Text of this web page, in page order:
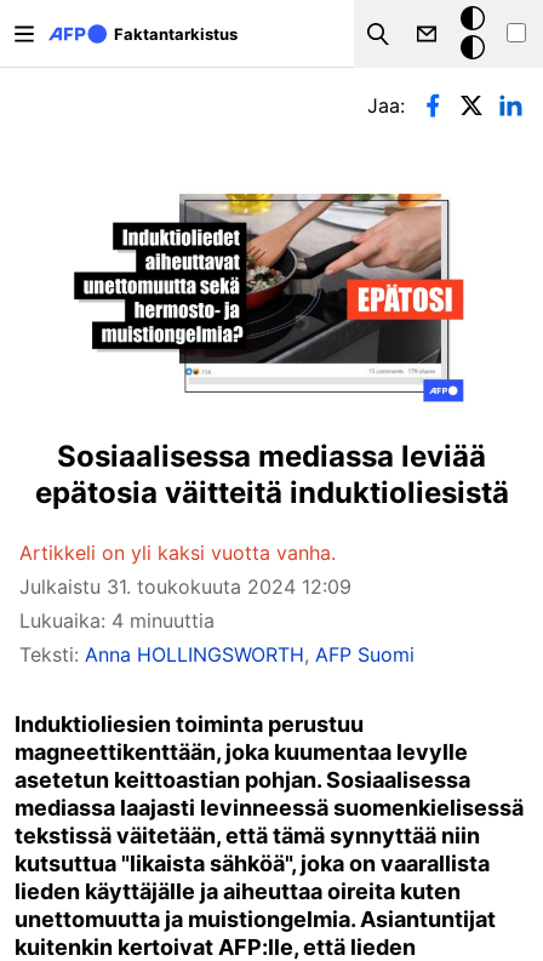
Faktantarkistus
Search
Tumma
tila
Ensisijaiset välilehdet
Jaa:
Sosiaalisessa mediassa leviää
epätosia väitteitä induktioliesistä
Artikkeli on yli kaksi vuotta vanha.
Julkaistu 31. toukokuuta 2024 12:09
Lukuaika: 4 minuuttia
Teksti: Anna HOLLINGSWORTH, AFP Suomi
Induktioliesien toiminta perustuu
magneettikenttään, joka kuumentaa levylle
asetetun keittoastian pohjan. Sosiaalisessa
mediassa laajasti levinneessä suomenkielisessä
tekstissä väitetään, että tämä synnyttää niin
kutsuttua "likaista sähköä", joka on vaarallista
lieden käyttäjälle ja aiheuttaa oireita kuten
unettomuutta ja muistiongelmia. Asiantuntijat
kuitenkin kertoivat AFP:lle, että lieden